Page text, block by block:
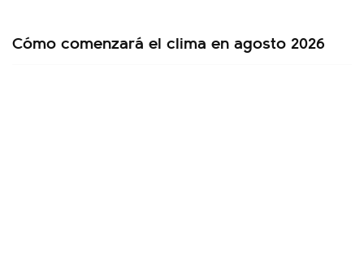
Cómo comenzará el clima en agosto 2026